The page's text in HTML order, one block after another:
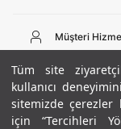
Tüm site
kullanıcı
sitemizde çerezler
için “Tercihleri
444 02 00
Pazartesi -
E-posta
Müşteri
Sipariş
Bize Ulaşın
Teslimat
İşlem Rehberi
Hakkımızda
Ticari Bilgiler